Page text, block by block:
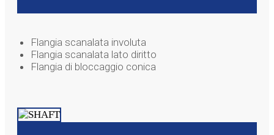
Flangia scanalata involuta
Flangia scanalata lato diritto
Flangia di bloccaggio conica